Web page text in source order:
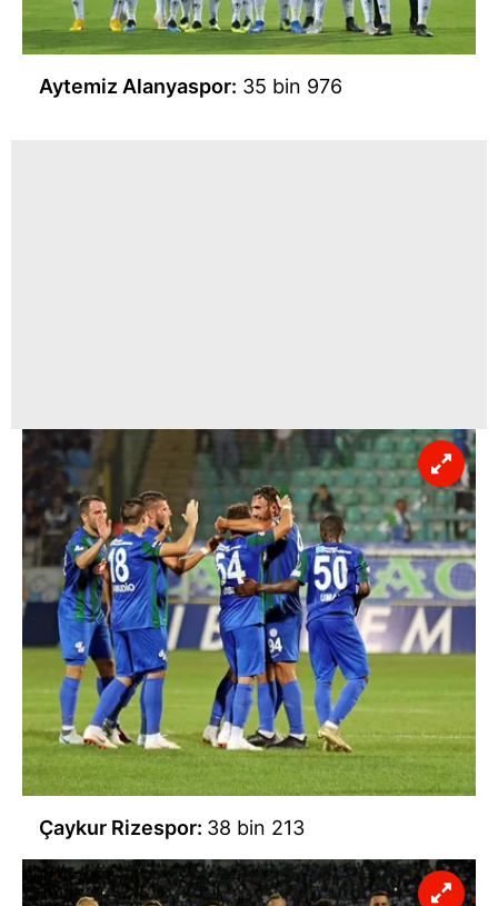
Aytemiz Alanyaspor: 35 bin 976
Çaykur Rizespor: 38 bin 213